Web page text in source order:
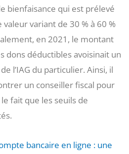
bienfaisance qui est prélevé
valeur variant de 30 % à 60 %
en 2021, le montant
dons déductibles avoisinait un
l’IAG du particulier. Ainsi, il
un conseiller fiscal pour
fait que les seuils de
bancaire en ligne : une